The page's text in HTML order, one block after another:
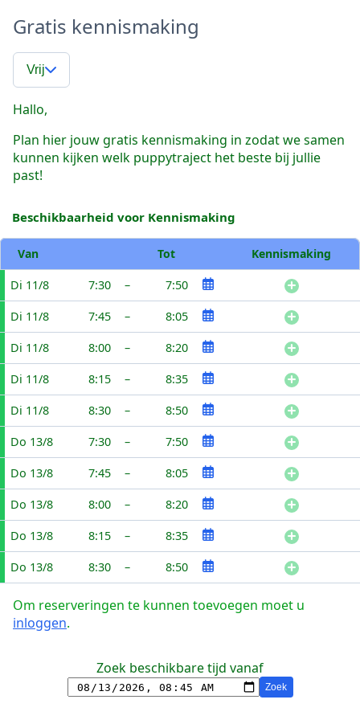
Gratis kennismaking
Vrij
Hallo,
Plan hier jouw gratis kennismaking in zodat we samen
kunnen kijken welk puppytraject het beste bij jullie
past!
Beschikbaarheid voor Kennismaking
Van Tot Kennismaking
Di 11/8 7:30 – 7:50
Di 11/8 7:45 – 8:05
Di 11/8 8:00 – 8:20
Di 11/8 8:15 – 8:35
Di 11/8 8:30 – 8:50
Do 13/8 7:30 – 7:50
Do 13/8 7:45 – 8:05
Do 13/8 8:00 – 8:20
Do 13/8 8:15 – 8:35
Do 13/8 8:30 – 8:50
Om reserveringen te kunnen toevoegen moet u
inloggen.
Zoek beschikbare tijd vanaf
Zoek